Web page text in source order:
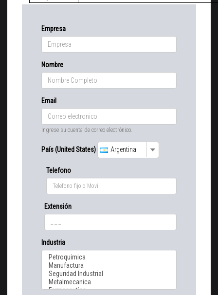
Empresa
Nombre
Email
Ingrese su cuenta de correo electrónico.
País (United States) Argentina
Telefono
Extensión
Industria